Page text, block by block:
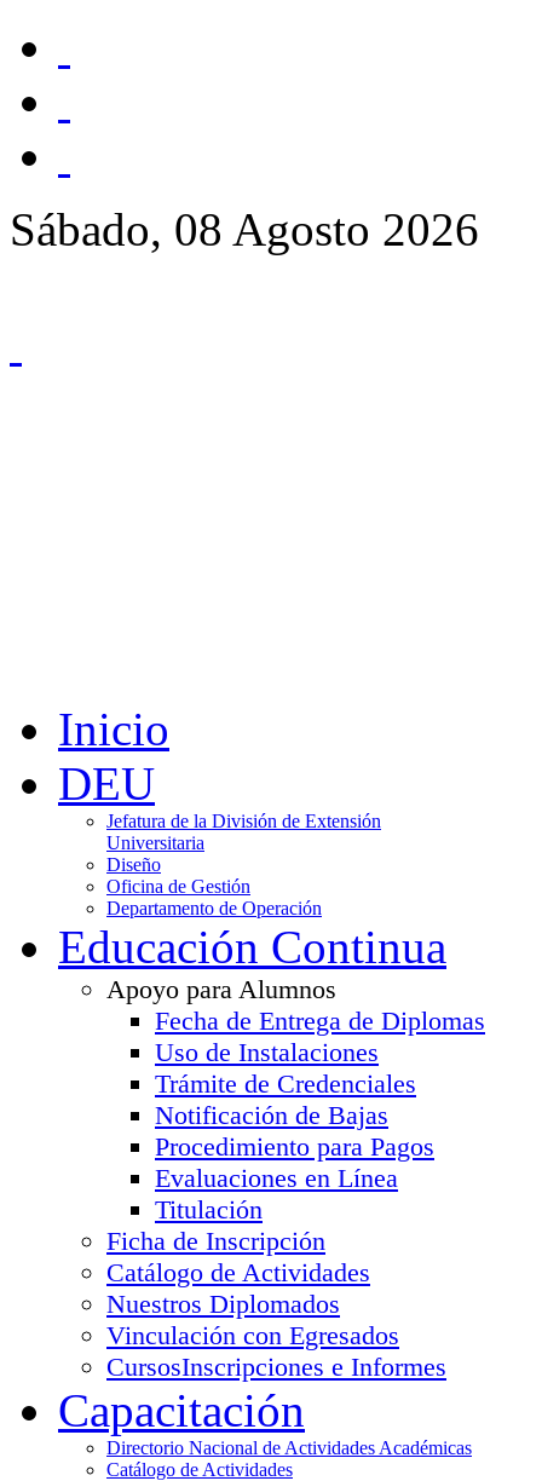
Sábado, 08 Agosto 2026
Inicio
DEU
Jefatura de la División de Extensión
Universitaria
Diseño
Oficina de Gestión
Departamento de Operación
Educación Continua
Apoyo para Alumnos
Fecha de Entrega de Diplomas
Uso de Instalaciones
Trámite de Credenciales
Notificación de Bajas
Procedimiento para Pagos
Evaluaciones en Línea
Titulación
Ficha de Inscripción
Catálogo de Actividades
Nuestros Diplomados
Vinculación con Egresados
CursosInscripciones e Informes
Capacitación
Directorio Nacional de Actividades Académicas
Catálogo de Actividades